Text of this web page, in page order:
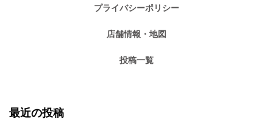
プライバシーポリシー
店舗情報・地図
投稿一覧
最近の投稿